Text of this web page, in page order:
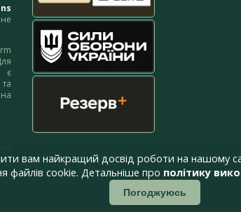
є
вам найкращий досвід роботи на нашому
файлів cookie. Детальніше про політику
Погоджуюсь